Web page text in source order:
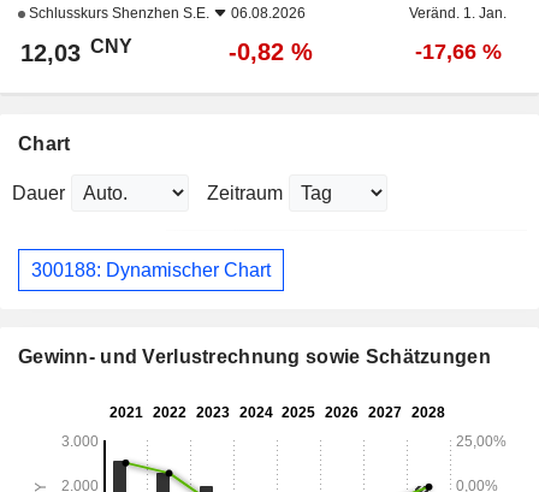
Schlusskurs Shenzhen S.E. 06.08.2026 Veränd. 1. Jan.
12,03 CNY -0,82 % -17,66 %
Chart
Dauer Zeitraum
300188: Dynamischer Chart
Gewinn- und Verlustrechnung sowie Schätzungen